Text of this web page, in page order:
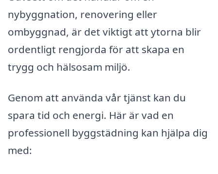
nybyggnation, renovering eller
ombyggnad, är det viktigt att ytorna blir
ordentligt rengjorda för att skapa en
trygg och hälsosam miljö.
Genom att använda vår tjänst kan du
spara tid och energi. Här är vad en
professionell byggstädning kan hjälpa dig
med: